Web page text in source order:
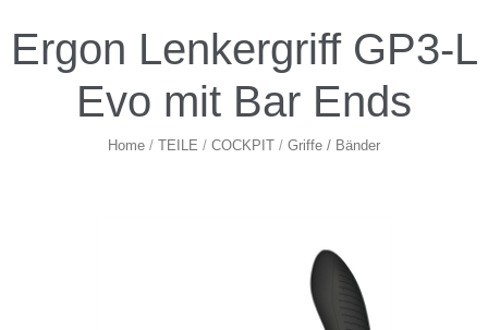
Ergon Lenkergriff GP3-L
Evo mit Bar Ends
Home / TEILE / COCKPIT / Griffe / Bänder